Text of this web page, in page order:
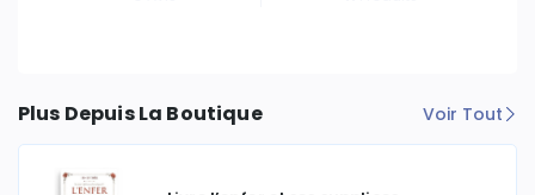
Plus Depuis La Boutique Voir Tout